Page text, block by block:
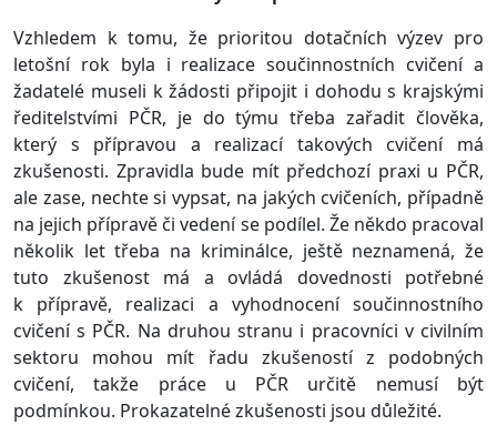
Vzhledem k tomu, že prioritou dotačních výzev pro
letošní rok byla i realizace součinnostních cvičení a
žadatelé museli k žádosti připojit i dohodu s krajskými
ředitelstvími PČR, je do týmu třeba zařadit člověka,
který s přípravou a realizací takových cvičení má
zkušenosti. Zpravidla bude mít předchozí praxi u PČR,
ale zase, nechte si vypsat, na jakých cvičeních, případně
na jejich přípravě či vedení se podílel. Že někdo pracoval
několik let třeba na kriminálce, ještě neznamená, že
tuto zkušenost má a ovládá dovednosti potřebné
k přípravě, realizaci a vyhodnocení součinnostního
cvičení s PČR. Na druhou stranu i pracovníci v civilním
sektoru mohou mít řadu zkušeností z podobných
cvičení, takže práce u PČR určitě nemusí být
podmínkou. Prokazatelné zkušenosti jsou důležité.